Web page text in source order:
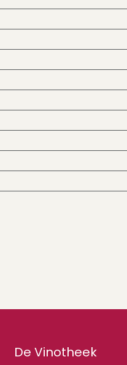
De Vinotheek